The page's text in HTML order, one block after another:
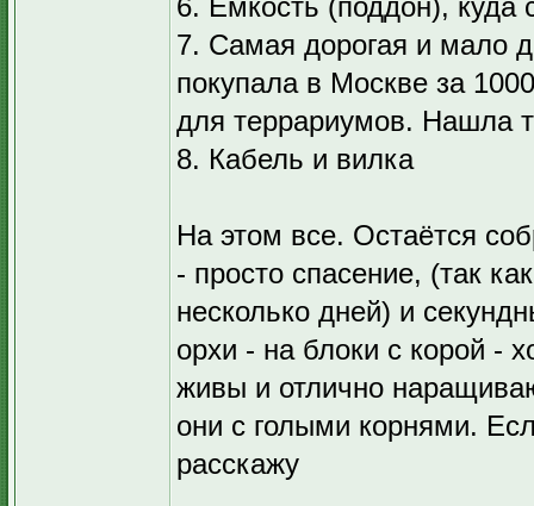
6. Ёмкость (поддон), куда
7. Самая дорогая и мало
покупала в Москве за
для террариумов. Нашла
8. Кабель и вилка
На этом все. Остаётся
- просто спасение, (так
несколько дней) и
орхи - на блоки с корой -
живы и отлично
они с голыми корнями.
расскажу